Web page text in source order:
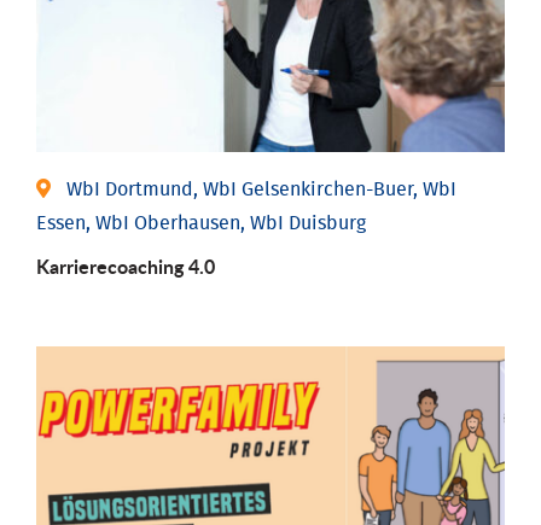
WbI Dortmund, WbI Gelsenkirchen-Buer, WbI
Essen, WbI Oberhausen, WbI Duisburg
Karriere­coaching 4.0